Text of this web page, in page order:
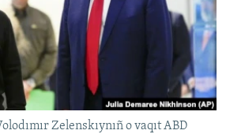
Zelenskıynıñ o vaqıt ABD